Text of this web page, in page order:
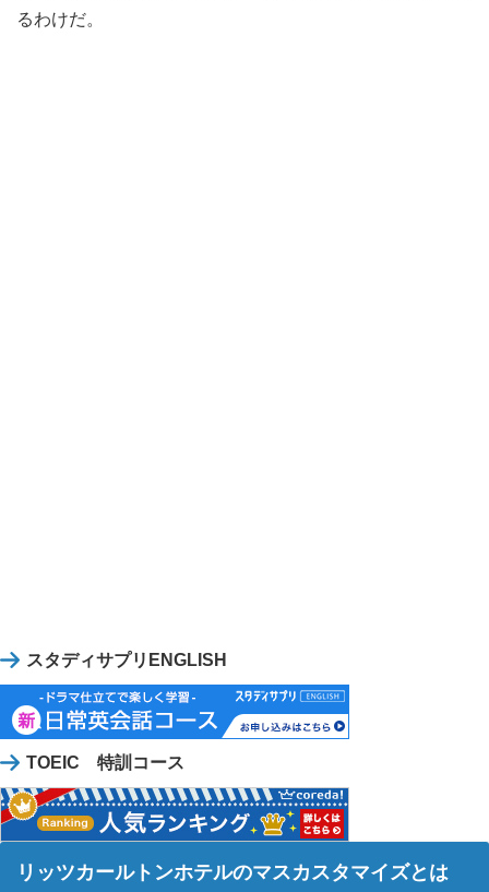
るわけだ。
スタディサプリENGLISH
TOEIC 特訓コース
リッツカールトンホテルのマスカスタマイズとは